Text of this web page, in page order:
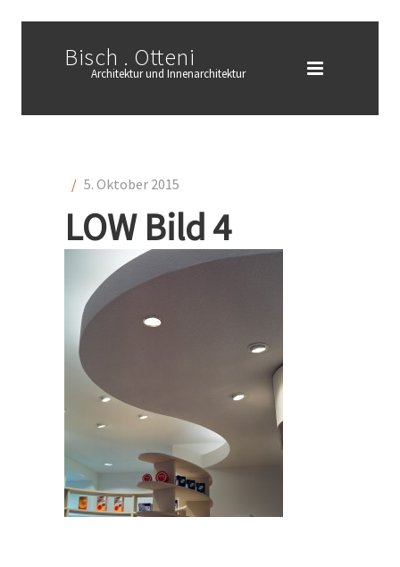
Bisch . Otteni
Architektur und Innenarchitektur
/ 5. Oktober 2015
LOW Bild 4